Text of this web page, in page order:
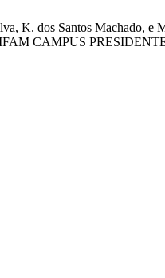
K. dos Santos Machado,
CAMPUS